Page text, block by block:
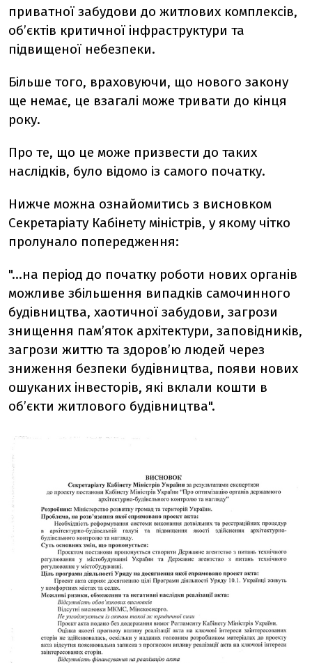
приватної забудови до житлових комплексів,
об’єктів критичної інфраструктури та
підвищеної небезпеки.
Більше того, враховуючи, що нового закону
ще немає, це взагалі може тривати до кінця
року.
Про те, що це може призвести до таких
наслідків, було відомо із самого початку.
Нижче можна ознайомитись з висновком
Секретаріату Кабінету міністрів, у якому чітко
пролунало попередження:
"…на період до початку роботи нових органів
можливе збільшення випадків самочинного
будівництва, хаотичної забудови, загрози
знищення пам’яток архітектури, заповідників,
загрози життю та здоров’ю людей через
зниження безпеки будівництва, появи нових
ошуканих інвесторів, які вклали кошти в
об’єкти житлового будівництва".